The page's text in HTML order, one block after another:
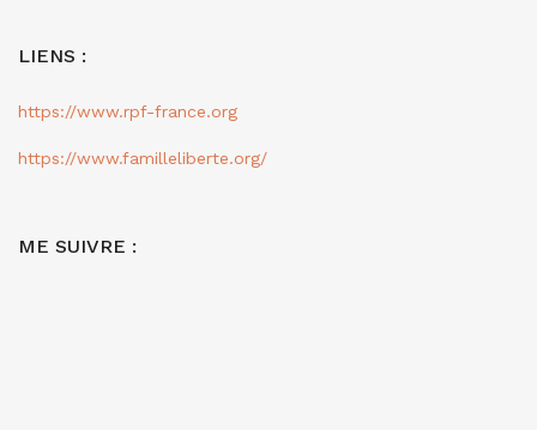
LIENS :
https://www.rpf-france.org
https://www.familleliberte.org/
ME SUIVRE :